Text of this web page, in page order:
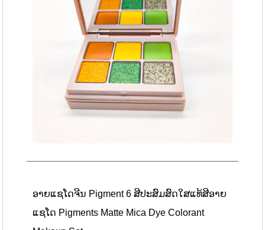
ອາຍແຊໂດຈີນ Pigment 6 ສີປະສົມສົດໃສແທ້ສີອາຍ
ແຊໂດ Pigments Matte Mica Dye Colorant